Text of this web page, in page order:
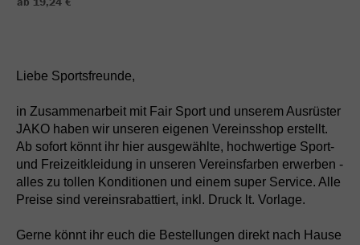
Liebe Sportsfreunde,
in Zusammenarbeit mit Fair Sport und unserem Ausrüster
JAKO haben wir unseren eigenen Vereinsshop erstellt.
Ab sofort könnt ihr hier ausgewählte, hochwertige Sport-
und Freizeitkleidung in unseren Vereinsfarben erwerben -
alles zu tollen Konditionen und einem super Service. Alle
Preise sind vereinsrabattiert, inkl. Druck lt. Vorlage.
Gerne könnt ihr euch die Bestellungen direkt nach Hause